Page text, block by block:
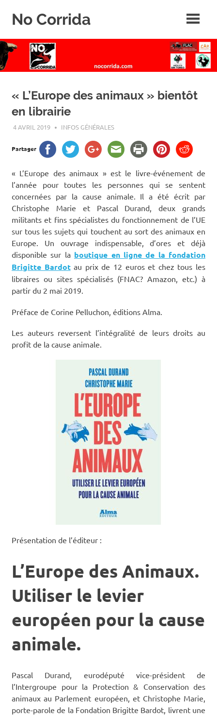
No Corrida
de
la
corrida
« L’Europe des animaux » bientôt
en librairie
4 AVRIL 2019 ROGER LAHANA
INFOS GÉNÉRALES
Partager
« L’Europe des animaux » est le livre-événement de
l’année pour toutes les personnes qui se sentent
concernées par la cause animale. Il a été écrit par
Christophe Marie et Pascal Durand, deux grands
militants et fins spécialistes du fonctionnement de l’UE
sur tous les sujets qui touchent au sort des animaux en
Europe. Un ouvrage indispensable, d’ores et déjà
disponible sur la boutique en ligne de la fondation
Brigitte Bardotau prix de 12 euros et chez tous les
libraires ou sites spécialisés (FNAC? Amazon, etc.) à
partir du 2 mai 2019.
Préface de Corine Pelluchon, éditions Alma.
Les auteurs reversent l’intégralité de leurs droits au
profit de la cause animale.
Présentation de l’éditeur :
L’Europe des Animaux.
Utiliser le levier
européen pour la cause
animale.
Pascal Durand, eurodéputé vice-président de
l’Intergroupe pour la Protection & Conservation des
animaux au Parlement européen, et Christophe Marie,
porte-parole de la Fondation Brigitte Bardot, livrent une